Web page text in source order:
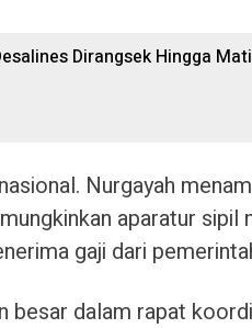
Dirangsek Hingga
Nurgayah
aparatur sipil
gaji dari
besar dalam rapat